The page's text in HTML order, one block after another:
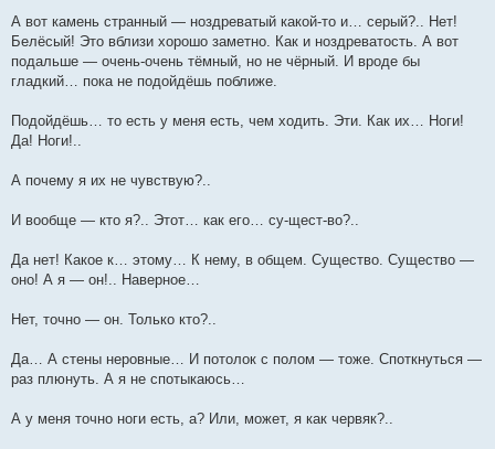
А вот камень странный — ноздреватый какой-то и… серый?.. Нет!
Белёсый! Это вблизи хорошо заметно. Как и ноздреватость. А вот
подальше — очень-очень тёмный, но не чёрный. И вроде бы
гладкий… пока не подойдёшь поближе.
Подойдёшь… то есть у меня есть, чем ходить. Эти. Как их… Ноги!
Да! Ноги!..
А почему я их не чувствую?..
И вообще — кто я?.. Этот… как его… су-щест-во?..
Да нет! Какое к… этому… К нему, в общем. Существо. Существо —
оно! А я — он!.. Наверное…
Нет, точно — он. Только кто?..
Да… А стены неровные… И потолок с полом — тоже. Споткнуться —
раз плюнуть. А я не спотыкаюсь…
А у меня точно ноги есть, а? Или, может, я как червяк?..